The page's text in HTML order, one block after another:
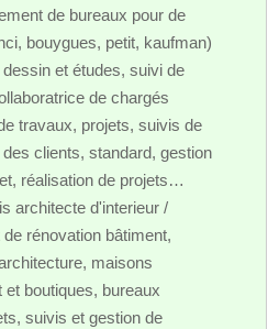
de bureaux pour de
bouygues, petit, kaufman)
et études, suivi de
de chargés
travaux, projets, suivis de
clients, standard, gestion
réalisation de projets…
architecte d'interieur /
rénovation bâtiment,
maisons
et boutiques, bureaux
suivis et gestion de